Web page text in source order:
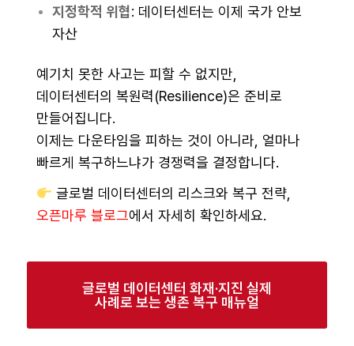
지정학적 위협: 데이터센터는 이제 국가 안보
자산
예기치 못한 사고는 피할 수 없지만,
데이터센터의 복원력(Resilience)은 준비로
만들어집니다.
이제는 다운타임을 피하는 것이 아니라, 얼마나
빠르게 복구하느냐가 경쟁력을 결정합니다.
글로벌 데이터센터의 리스크와 복구 전략,
오픈마루 블로그에서 자세히 확인하세요.
글로벌 데이터센터 화재·지진 실제
사례로 보는 생존 복구 매뉴얼